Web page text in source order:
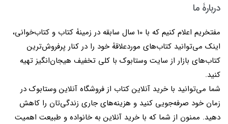
دربارۀ ما
مفتخریم اعلام کنیم که با 10 سال سابقه در زمینۀ کتاب و کتاب‌خوانی،
اینک می‌توانید کتاب‌های موردعلاقۀ خود را در کنار پرفروش‌ترین
کتاب‌های بازار از سایت وستابوک با کلی تخفیف هیجان‌انگیز تهیه
کنید.
شما می‌توانید با خرید آنلاین کتاب از فروشگاه آنلاین وستابوک در
زمان خود صرفه‌جویی کنید و هزینه‌های جاری زندگی‌تان را کاهش
دهید. ممنون از شما که با خرید آنلاین به خانواده و طبیعت اهمیت